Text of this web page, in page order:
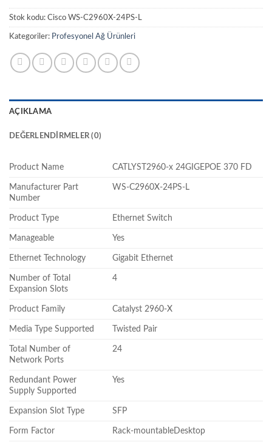
Stok kodu: Cisco WS-C2960X-24PS-L
Kategoriler: Profesyonel Ağ Ürünleri
AÇIKLAMA
DEĞERLENDIRMELER (0)
Product Name CATLYST2960-x 24GIGEPOE 370 FD
Manufacturer Part
Number
WS-C2960X-24PS-L
Product Type Ethernet Switch
Manageable Yes
Ethernet Technology Gigabit Ethernet
Number of Total
Expansion Slots
4
Product Family Catalyst 2960-X
Media Type Supported Twisted Pair
Total Number of
Network Ports
24
Redundant Power
Supply Supported
Yes
Expansion Slot Type SFP
Form Factor Rack-mountableDesktop